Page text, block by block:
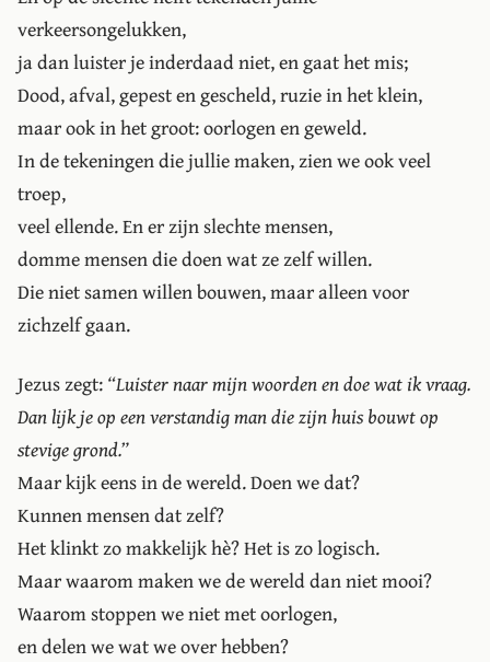
verkeersongelukken,
ja dan luister je inderdaad niet, en gaat het mis;
Dood, afval, gepest en gescheld, ruzie in het klein,
maar ook in het groot: oorlogen en geweld.
In de tekeningen die jullie maken, zien we ook veel
troep,
veel ellende. En er zijn slechte mensen,
domme mensen die doen wat ze zelf willen.
Die niet samen willen bouwen, maar alleen voor
zichzelf gaan.
Jezus zegt:“Luister naar mijn woorden en doe wat ik vraag.
Dan lijk je op een verstandig man die zijn huis bouwt op
stevige grond.”
Maar kijk eens in de wereld. Doen we dat?
Kunnen mensen dat zelf?
Het klinkt zo makkelijk hè? Het is zo logisch.
Maar waarom maken we de wereld dan niet mooi?
Waarom stoppen we niet met oorlogen,
en delen we wat we over hebben?